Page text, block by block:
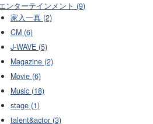
ンターテインメント (9)
家入一真 (2)
CM (6)
J-WAVE (5)
Magazine (2)
Movie (6)
Music (18)
stage (1)
talent&actor (3)